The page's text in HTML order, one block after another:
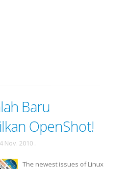
Baru
OpenShot!
4 Nov. 2010 .
The newest issues of Linux